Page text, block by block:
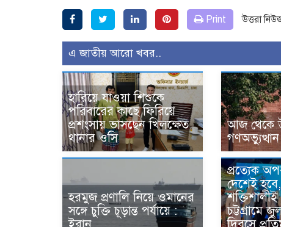
Print উত্তরা
এ জাতীয় আরো খবর..
হারিয়ে যাওয়া শিশুকে
পরিবারের কাছে ফিরিয়ে
প্রশংসায় ভাসছেন খিলক্ষেত
থানার ওসি
আজ থেকে
হরমুজ প্রণালি নিয়ে ওমানের
সঙ্গে চুক্তি চূড়ান্ত পর্যায়ে :
প্রত্যেক
দেশেই
চট্টগ্রামে